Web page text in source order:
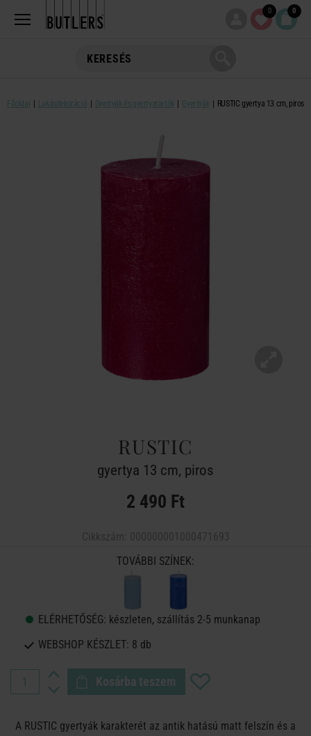
0 0
Főoldal Lakásdekoráció Gyertyák és gyertyatartók Gyertyák RUSTIC gyertya 13 cm, piros
RUSTIC
gyertya 13 cm, piros
2 490 Ft
TOVÁBBI SZÍNEK:
ELÉRHETŐSÉG: készleten, szállítás 2-5 munkanap
WEBSHOP KÉSZLET: 8 db
Kosárba teszem
A RUSTIC gyertyák karakterét az antik hatású matt felszín és a